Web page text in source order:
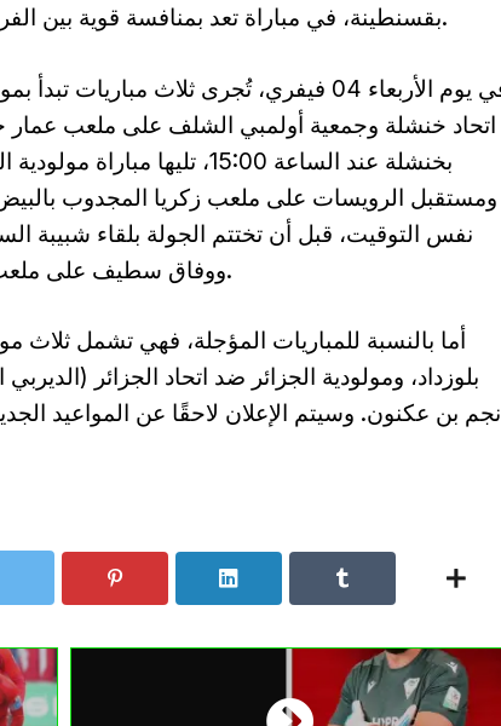
بقسنطينة، في مباراة تعد بمنافسة قوية بين الفريقين.
في يوم الأربعاء 04 فيفري، تُجرى ثلاث مباريات تبدأ
اتحاد خنشلة وجمعية أولمبي الشلف على ملعب عمار
بخنشلة عند الساعة 15:00، تليها مباراة
ومستقبل الرويسات على ملعب زكريا المجدوب
نفس التوقيت، قبل أن تختتم الجولة بلقاء شبيبة
ووفاق سطيف على ملعب 20 أوت 1955 ببشار في الساعة 16:00.
أما بالنسبة للمباريات المؤجلة، فهي تشمل
بلوزداد، ومولودية الجزائر ضد اتحاد الجزائر
نجم بن عكنون. وسيتم الإعلان لاحقًا عن المواعيد